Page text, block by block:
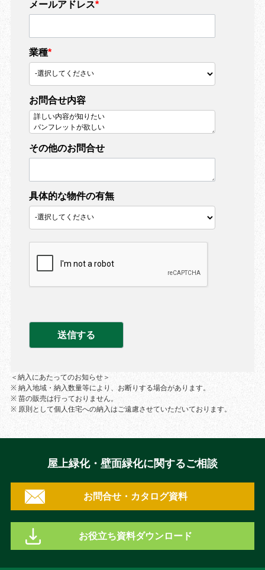
メールアドレス*
業種*
お問合せ内容
その他のお問合せ
具体的な物件の有無
＜納入にあたってのお知らせ＞
※ 納入地域・納入数量等により、お断りする場合があります。
※ 苗の販売は行っておりません。
※ 原則として個人住宅への納入はご遠慮させていただいております。
屋上緑化・壁面緑化に関するご相談
お問合せ・カタログ資料
お役立ち資料ダウンロード